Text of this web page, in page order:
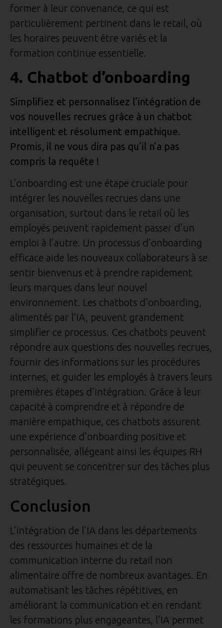
former à leur convenance, ce qui est
particulièrement pertinent dans le retail, où
les horaires peuvent être variés et la
formation continue essentielle.
4. Chatbot d’onboarding
Simplifiez et personnalisez l’intégration de
vos nouvelles recrues grâce à un chatbot
intelligent et résolument empathique.
Promis, il ne vous dira pas qu’il n’a pas
compris la requête !
L’onboarding est une étape cruciale pour
intégrer les nouvelles recrues dans une
organisation, surtout dans le retail où les
employés peuvent rapidement passer d’un
emploi à l’autre. Un processus d’onboarding
efficace aide les nouveaux collaborateurs à se
sentir bienvenus et à prendre rapidement
leurs marques dans leur nouvel
environnement. Les chatbots d’onboarding,
alimentés par l’IA, peuvent grandement
simplifier ce processus. Ces chatbots peuvent
répondre aux questions des nouvelles recrues,
fournir des informations sur les procédures
internes, et guider les employés à travers leurs
premières étapes d’intégration. Grâce à leur
capacité à comprendre et à répondre de
manière empathique, ces chatbots assurent
une expérience d’onboarding positive et
personnalisée, allégeant ainsi les équipes RH
qui peuvent se concentrer sur des tâches plus
stratégiques.
Conclusion
L’intégration de l’IA dans les départements
des ressources humaines et de la
communication interne du retail non
alimentaire offre de nombreux avantages. En
automatisant les tâches répétitives, en
améliorant la communication et en rendant
les formations plus engageantes, l’IA permet